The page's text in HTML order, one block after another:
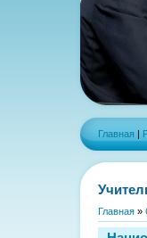
Главная |
Главная »